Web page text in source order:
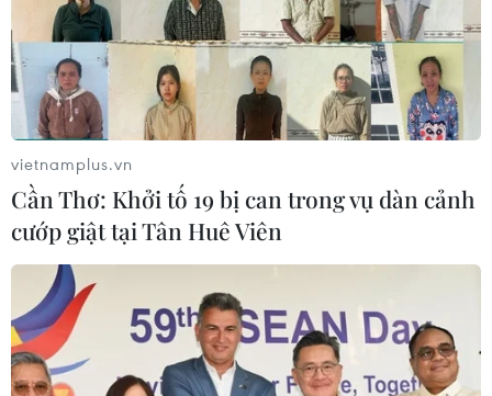
08/08/2026 08:16
Chủ sân Azteca lỗ hơn 47 triệu USD vì
World Cup 2026
08/08/2026 06:43
Dữ liệu việc làm Mỹ mở thêm dư địa
cho giá vàng trong tuần qua
08/08/2026 04:29
vietnamplus.vn
Cần Thơ: Khởi tố 19 bị can trong vụ dàn cảnh
cướp giật tại Tân Huê Viên